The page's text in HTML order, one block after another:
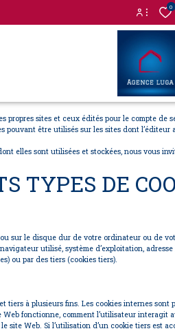
0
propres sites et ceux édités pour le compte de
être utilisés sur les sites dont
elles sont utilisées et stockées, nous vous
TYPES DE
sur le disque dur de votre ordinateur ou de
utilisé, système d’exploitation,
ou par des tiers (cookies tiers).
tiers à plusieurs fins. Les cookies internes
fonctionne, comment l’utilisateur
Web. Si l’utilisation d’un cookie tiers est